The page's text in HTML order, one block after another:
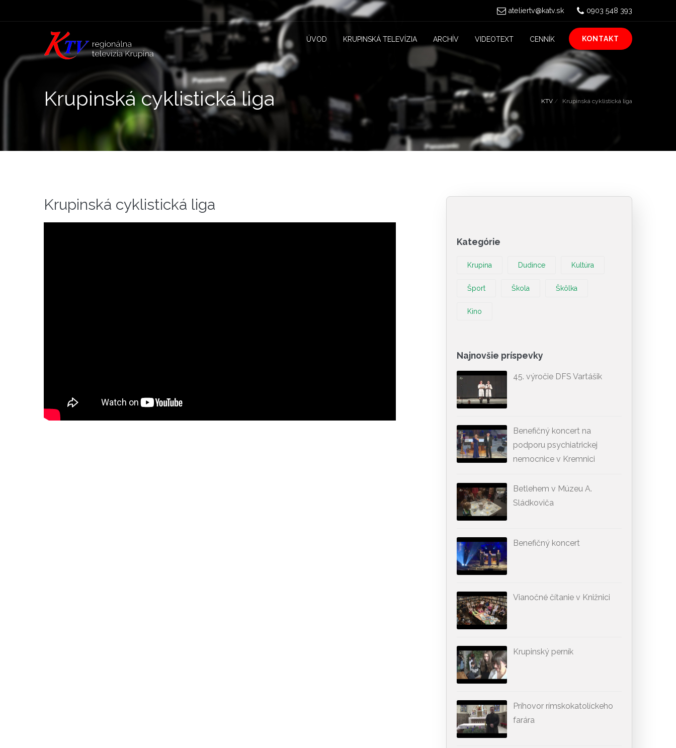
ateliertv@katv.sk 0903 548 393
ÚVOD KRUPINSKÁ TELEVÍZIA ARCHÍV VIDEOTEXT CENNÍK KONTAKT
Krupinská cyklistická liga KTV Krupinská cyklistická liga
Krupinská cyklistická liga
Kategórie
Krupina Dudince Kultúra
Šport Škola Škôlka
Kino
Najnovšie príspevky
45. výročie DFS Vartášik
Benefičný koncert na
podporu psychiatrickej
nemocnice v Kremnici
Betlehem v Múzeu A.
Sládkoviča
Benefičný koncert
Vianočné čítanie v Knižnici
Krupinský perník
Príhovor rímskokatolíckeho
farára